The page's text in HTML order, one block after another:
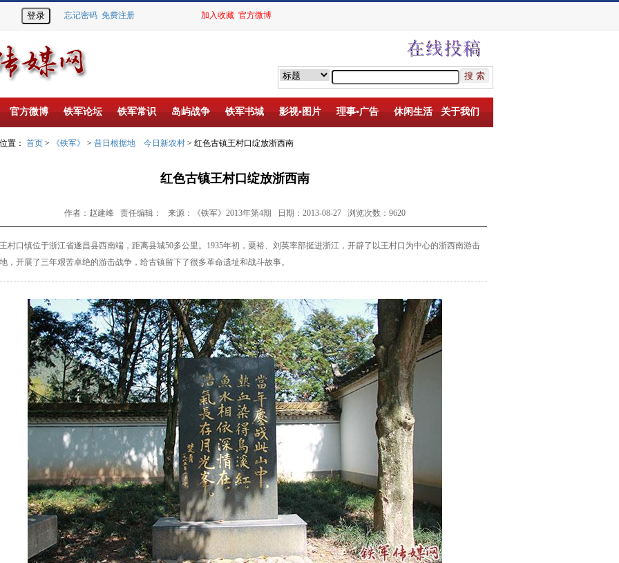
忘记密码 免费注册 加入收藏 官方微博
官方微博 铁军论坛 铁军常识 岛屿战争 铁军书城 影视▪图片 理事▪广告 休闲生活 关于我们
置： 首页 > 《铁军》 > 昔日根据地 今日新农村 > 红色古镇王村口绽放浙西南
红色古镇王村口绽放浙西南
作者：赵建峰 责任编辑： 来源：《铁军》2013年第4期 日期：2013-08-27 浏览次数：9620
口镇位于浙江省遂昌县西南端，距离县城50多公里。1935年初，粟裕、刘英率部挺进浙江，开辟了以王村口为中心的浙西南游击
，开展了三年艰苦卓绝的游击战争，给古镇留下了很多革命遗址和战斗故事。